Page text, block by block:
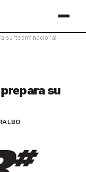
su 'team' nacional
su